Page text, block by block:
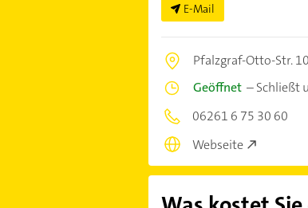
E-Mail
Pfalzgraf-Otto-Str.
Geöffnet–Schließt
06261 6 75 30 60
Webseite